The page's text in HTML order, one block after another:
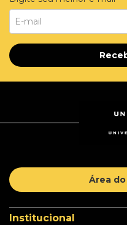
Área
Institucional